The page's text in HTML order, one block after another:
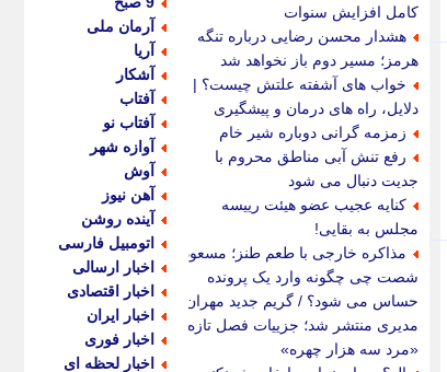
کامل افزایش سنوات
هشدار محسن رضایی درباره تنگه
هرمز؛ مسیر دوم باز نخواهد شد
خواب های آشفته علتش چیست؟ |
دلایل، راه های درمان و پیشگیری
زمزمه گرانی دوباره شیر خام
رفع تنش آبی مناطق محروم با
جدیت دنبال می شود
کنایه عجیب عضو هیئت رییسه
مجلس به بقایی!
مذاکره خارجی با طعم طنز؛ مسعود
شصت چی چگونه وارد یک پرونده
حساس می شود؟ / گریم جدید مهران
مدیری منتشر شد؛ جزییات فصل تازه
«مرد سه هزار چهره»
آرمان ملی
آریا
آشکار
آفتاب
آفتاب نو
آوازه شهر
آوش
آهن نیوز
آینده روشن
اتومبیل فارسی
اخبار ارسالی
اخبار اقتصادی
اخبار ایران
اخبار فوری
اخبار لحظه ای